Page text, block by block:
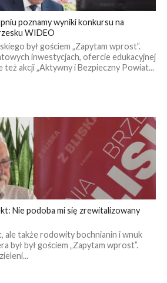
poznamy wyniki konkursu na
WIDEO
był gościem „Zapytam wprost”.
inwestycjach, ofercie edukacyjnej
akcji „Aktywny i Bezpieczny Powiat...
Nie podoba mi się zrewitalizowany
ale także rodowity bochnianin i wnuk
był był gościem „Zapytam wprost”.